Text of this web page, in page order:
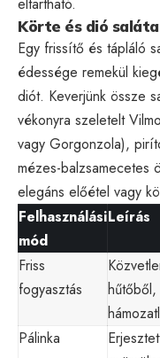
Körte és dió saláta
Egy frissítő és tápláló
édessége remekül
diót. Keverjünk össze
vékonyra szeletelt
vagy Gorgonzola),
mézes-
elegáns előétel vagy
Felhasználási
mód
Leírás
Friss
fogyasztás
hűtőből,
Pálinka